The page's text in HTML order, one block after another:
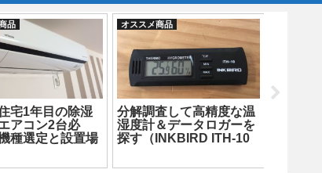
品
宅1年目の除湿
アコン2台必
種選定と設置場
オススメ商品
分解調査して高精度な温
湿度計＆データロガーを
探す（INKBIRD ITH-10